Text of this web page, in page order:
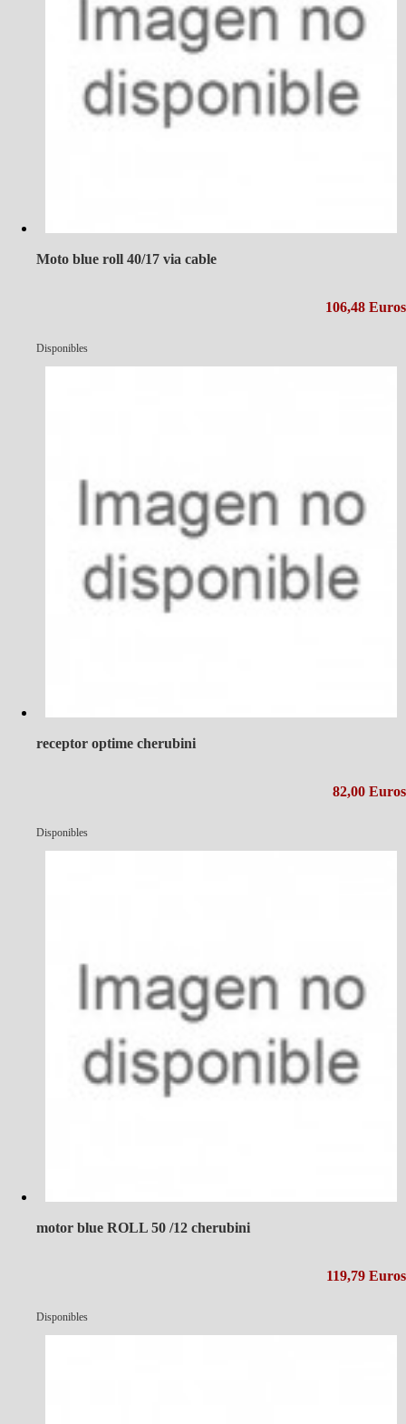
Moto blue roll 40/17 via cable
106,48 Euros
Disponibles
receptor optime cherubini
82,00 Euros
Disponibles
motor blue ROLL 50 /12 cherubini
119,79 Euros
Disponibles